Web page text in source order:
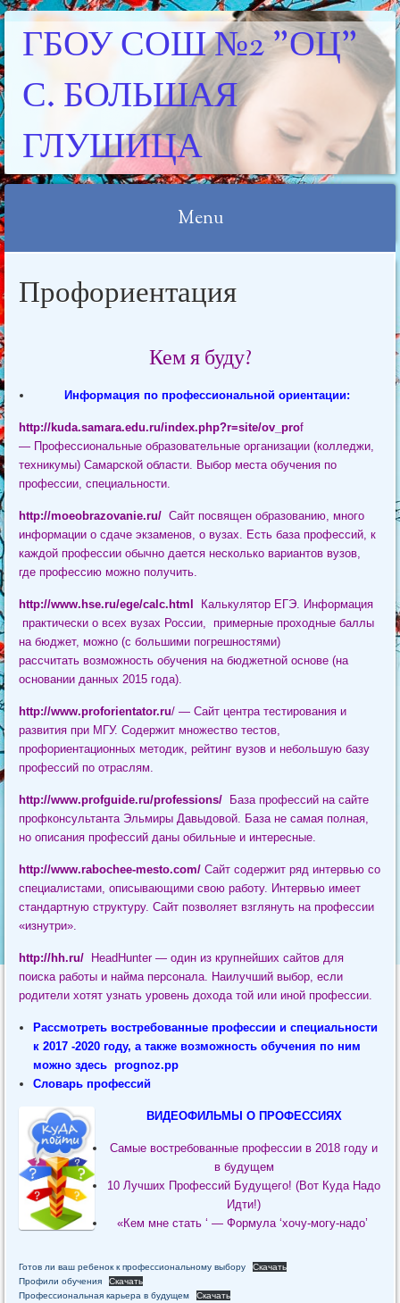
ГБОУ СОШ №2 "ОЦ"
С. БОЛЬШАЯ
ГЛУШИЦА
Menu
Профориентация
Кем я буду?
Информация по профессиональной ориентации:
http://kuda.samara.edu.ru/index.php?r=site/ov_prof
— Профессиональные образовательные организации (колледжи,
техникумы) Самарской области. Выбор места обучения по
профессии, специальности.
http://moeobrazovanie.ru/ Сайт посвящен образованию, много
информации о сдаче экзаменов, о вузах. Есть база профессий, к
каждой профессии обычно дается несколько вариантов вузов,
где профессию можно получить.
http://www.hse.ru/ege/calc.html
Калькулятор ЕГЭ. Информация
практически о всех вузах России, примерные проходные баллы
на бюджет, можно (с большими погрешностями)
рассчитать возможность обучения на бюджетной основе (на
основании данных 2015 года).
http://www.proforientator.ru/ — Сайт центра тестирования и
развития при МГУ. Содержит множество тестов,
профориентационных методик, рейтинг вузов и небольшую базу
профессий по отраслям.
http://www.profguide.ru/professions/ База профессий на сайте
профконсультанта Эльмиры Давыдовой. База не самая полная,
но описания профессий даны обильные и интересные.
http://www.rabochee-mesto.com/ Сайт содержит ряд интервью со
специалистами, описывающими свою работу. Интервью имеет
стандартную структуру. Сайт позволяет взглянуть на профессии
«изнутри».
http://hh.ru/ HeadHunter — один из крупнейших сайтов для
поиска работы и найма персонала. Наилучший выбор, если
родители хотят узнать уровень дохода той или иной профессии.
Рассмотреть востребованные профессии и специальности
к 2017 -2020 году, а также возможность обучения по ним
можно здесьprognoz.pp
Словарь профессий
ВИДЕОФИЛЬМЫ О ПРОФЕССИЯХ
Самые востребованные профессии в 2018 году и
в будущем
10 Лучших Профессий Будущего! (Вот Куда Надо
Идти!)
«Кем мне стать ‘ — Формула ‘хочу-могу-надо’
Готов ли ваш ребенок к профессиональному выбору
Скачать
Профили обучения
Скачать
Профессиональная карьера в будущем
Скачать